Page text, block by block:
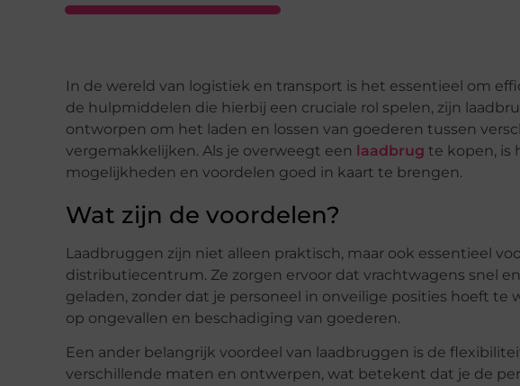
In de wereld van logistiek en transport is het essentieel om
de hulpmiddelen die hierbij een cruciale rol spelen, zijn
ontworpen om het laden en lossen van goederen tussen
vergemakkelijken. Als je overweegt een laadbrug te kopen, is
mogelijkheden en voordelen goed in kaart te brengen.
Wat zijn de voordelen?
Laadbruggen zijn niet alleen praktisch, maar ook essentieel
distributiecentrum. Ze zorgen ervoor dat vrachtwagens snel
geladen, zonder dat je personeel in onveilige posities hoeft te
op ongevallen en beschadiging van goederen.
Een ander belangrijk voordeel van laadbruggen is de
verschillende maten en ontwerpen, wat betekent dat je de